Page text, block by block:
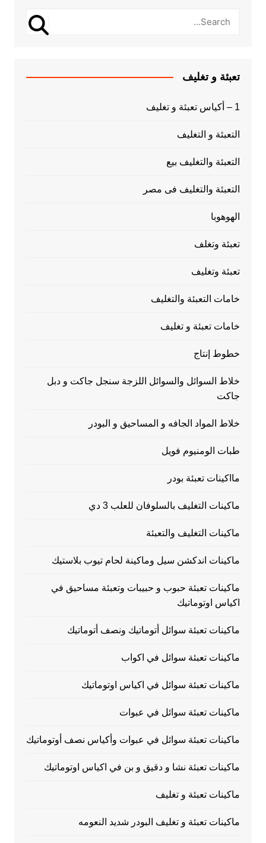
تعبئة و تغليف
1 – أكياس تعبئة و تغليف
التعبئة و التغليف
التعبئة والتغليف بيع
التعبئة والتغليف فى مصر
الهوهوبا
تعبئة وتغلف
تعبئة وتغليف
خامات التعبئة والتغليف
خامات تعبئة و تغليف
خطوط إنتاج
خلاط السوائل والسوائل اللزجة سنجل جاكت و دبل
جاكت
خلاط المواد الجافه و المساحيق و البودر
طبات الومنيوم فويل
مااكينات تعبئة بودر
ماكينات التغليف بالسلوفان للعلب 3 دي
ماكينات التغليف والتعبئة
ماكينات اندكشن سيل وماكينة لحام تيوب بلاستيك
ماكينات تعبئة حبوب و حبيبات وتعبئة مساحيق في
اكياس اوتوماتيك
ماكينات تعبئة سوائل أتوماتيك ونصف أتوماتيك
ماكينات تعبئة سوائل في اكواب
ماكينات تعبئة سوائل في اكياس اوتوماتيك
ماكينات تعبئة سوائل في عبوات
ماكينات تعبئة سوائل في عبوات وأكياس نصف أوتوماتيك
ماكينات تعبئة نشا و دقيق و بن في اكياس اوتوماتيك
ماكينات تعبئة و تغليف
ماكينات تعبئة و تغليف البودر شديد النعومه